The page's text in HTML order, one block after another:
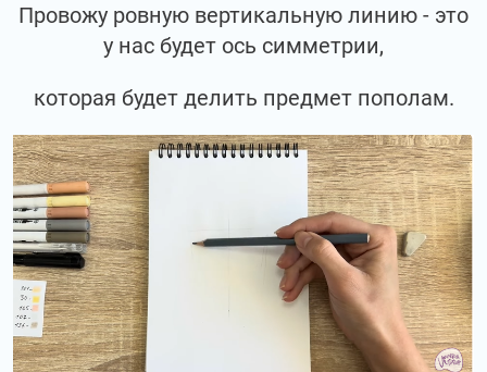
Провожу ровную вертикальную линию - это
у нас будет ось симметрии,
которая будет делить предмет пополам.